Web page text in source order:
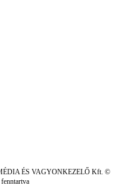
ÉS VAGYONKEZELŐ Kft. ©